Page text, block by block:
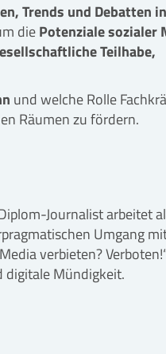
Trends und Debatten in
diePotenziale sozialer
Teilhabe,
und welche Rolle
Räumen zu fördern.
Journalist arbeitet
Umgang
verbieten?
Mündigkeit.